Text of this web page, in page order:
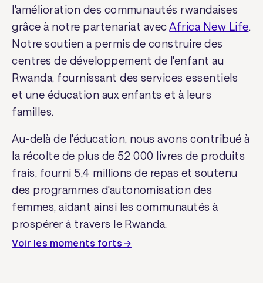
l'amélioration des communautés rwandaises
grâce à notre partenariat avecAfrica New Life.
Notre soutien a permis de construire des
centres de développement de l'enfant au
Rwanda, fournissant des services essentiels
et une éducation aux enfants et à leurs
familles.
Au-delà de l'éducation, nous avons contribué à
la récolte de plus de 52 000 livres de produits
frais, fourni 5,4 millions de repas et soutenu
des programmes d'autonomisation des
femmes, aidant ainsi les communautés à
prospérer à travers le Rwanda.
Voir les moments forts →